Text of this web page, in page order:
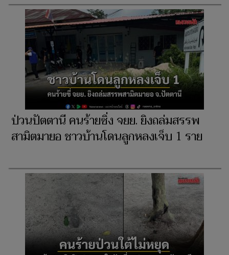
ป่วนปัตตานี คนร้ายซิ่ง จยย. ยิงถล่มสรรพ
สามิตมายอ ชาวบ้านโดนลูกหลงเจ็บ 1 ราย